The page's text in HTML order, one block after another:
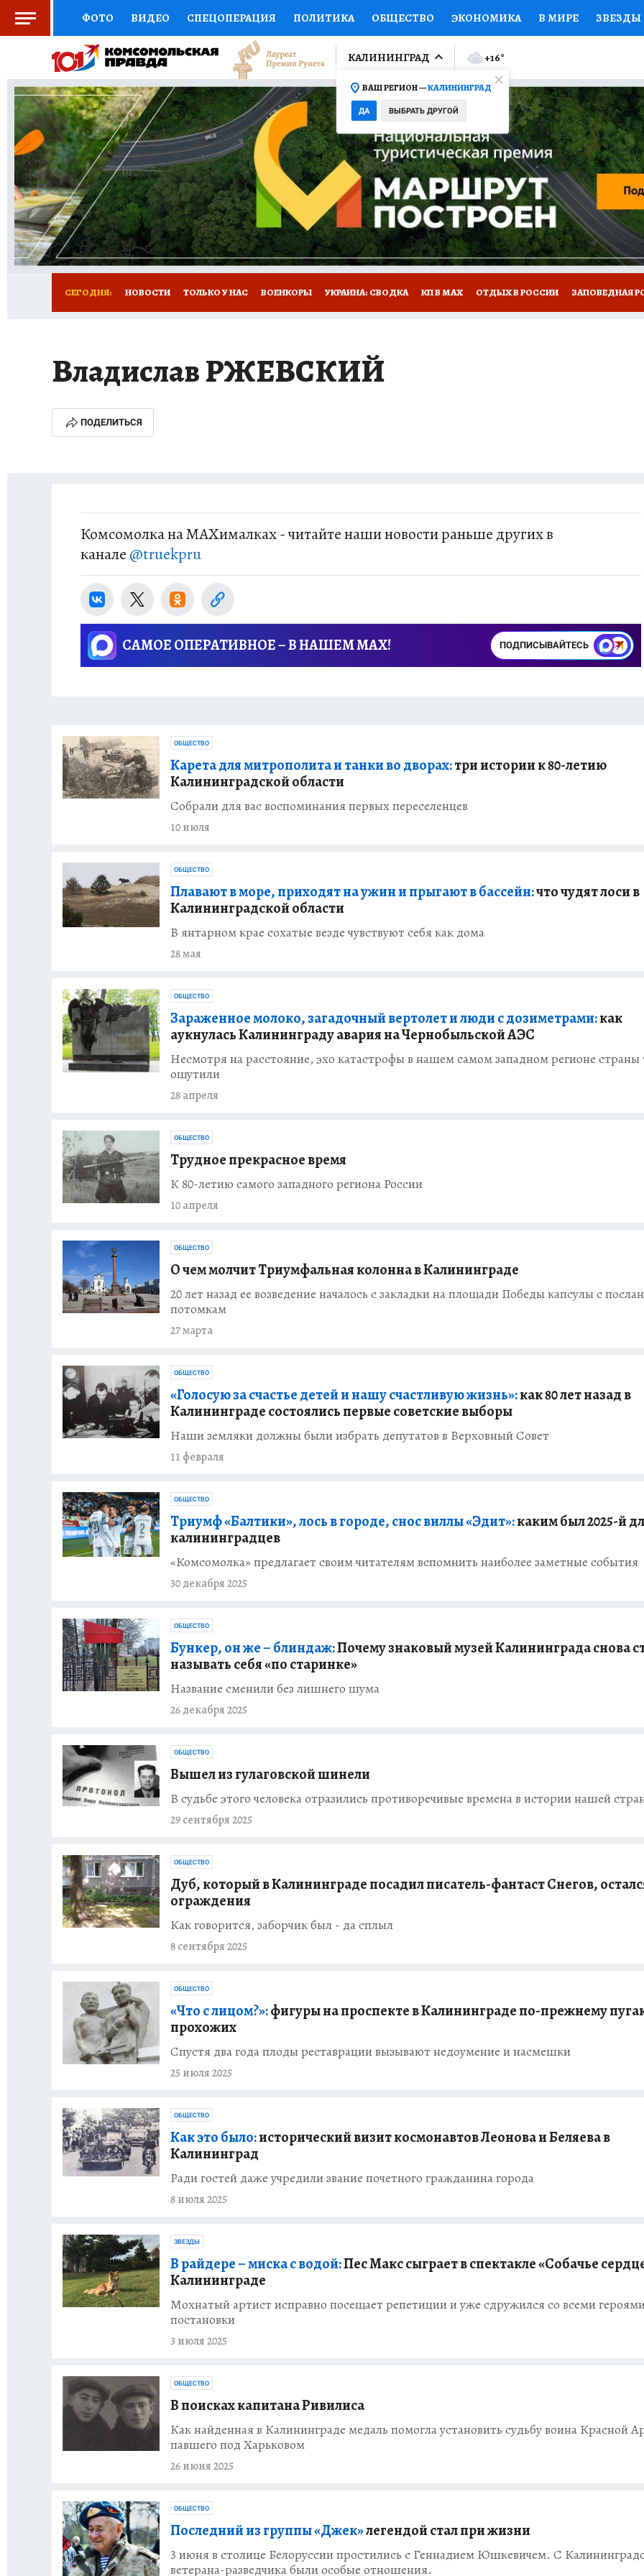
ФОТО ВИДЕО СПЕЦОПЕРАЦИЯ ПОЛИТИКА ОБЩЕСТВО ЭКОНОМИКА В МИРЕ ЗВЕЗДЫ
СОЦПОДДЕРЖКА НАУКА СПОРТ КОЛУМНИСТЫ ПРОИСШЕСТВИЯ
ВЫБОР ЭКСПЕРТОВ ДОКТОР ФИНАНСЫ ОТКРЫВАЕМ МИР Я ЗНАЮ СЕМЬЯ ЖЕНСКИЕ
КНИЖНАЯ ПОЛКА ПРОГНОЗЫ НА СПОРТ ПРОМОКОДЫ СЕРИАЛЫ СПЕЦПРОЕКТЫ
ПРЕСС-ЦЕНТР НЕДВИЖИМОСТЬ ТЕЛЕВИЗОР КОЛЛЕКЦИИ КОНКУРСЫ РАБОТА У НАС
РАДИО КП РЕКЛАМА ТЕСТЫ НОВОЕ НА САЙТЕ
КАЛИНИНГРАД
ВАШ РЕГИОН —КАЛИНИНГРАД
ДА ВЫБРАТЬ ДРУГОЙ
+16°
СЕГОДНЯ: НОВОСТИ ТОЛЬКО У НАС ВОЕНКОРЫ УКРАИНА: СВОДКА КП В МАХ ОТДЫХ В РОССИИ ЗАПОВЕДНАЯ
Владислав РЖЕВСКИЙ
ПОДЕЛИТЬСЯ
Комсомолка на MAXималках - читайте наши новости раньше других в
канале @truekpru
САМОЕ ОПЕРАТИВНОЕ – В НАШЕМ MAX! ПОДПИСЫВАЙТЕСЬ
ОБЩЕСТВО
Карета для митрополита и танки во дворах:три истории к 80-летию
Калининградской области
Собрали для вас воспоминания первых переселенцев
10 июля
ОБЩЕСТВО
Плавают в море, приходят на ужин и прыгают в бассейн:что чудят лоси в
Калининградской области
В янтарном крае сохатые везде чувствуют себя как дома
28 мая
ОБЩЕСТВО
Зараженное молоко, загадочный вертолет и люди с дозиметрами:как
аукнулась Калининграду авария на Чернобыльской АЭС
Несмотря на расстояние, эхо катастрофы в нашем самом западном регионе
ощутили
28 апреля
ОБЩЕСТВО
Трудное прекрасное время
К 80-летию самого западного региона России
10 апреля
ОБЩЕСТВО
О чем молчит Триумфальная колонна в Калининграде
20 лет назад ее возведение началось с закладки на площади Победы капсулы с
потомкам
27 марта
ОБЩЕСТВО
«Голосую за счастье детей и нашу счастливую жизнь»:как 80 лет назад в
Калининграде состоялись первые советские выборы
Наши земляки должны были избрать депутатов в Верховный Совет
11 февраля
ОБЩЕСТВО
Триумф «Балтики», лось в городе, снос виллы «Эдит»:каким был 2025-й
калининградцев
«Комсомолка» предлагает своим читателям вспомнить наиболее заметные события
30 декабря 2025
ОБЩЕСТВО
Бункер, он же – блиндаж:Почему знаковый музей Калининграда снова
называть себя «по старинке»
Название сменили без лишнего шума
26 декабря 2025
ОБЩЕСТВО
Вышел из гулаговской шинели
В судьбе этого человека отразились противоречивые времена в истории нашей
29 сентября 2025
ОБЩЕСТВО
Дуб, который в Калининграде посадил писатель-фантаст Снегов,
ограждения
Как говорится, заборчик был - да сплыл
8 сентября 2025
ОБЩЕСТВО
«Что с лицом?»:фигуры на проспекте в Калининграде по-прежнему
прохожих
Спустя два года плоды реставрации вызывают недоумение и насмешки
25 июля 2025
ОБЩЕСТВО
Как это было:исторический визит космонавтов Леонова и Беляева в
Калининград
Ради гостей даже учредили звание почетного гражданина города
8 июля 2025
ЗВЕЗДЫ
В райдере – миска с водой:Пес Макс сыграет в спектакле «Собачье
Калининграде
Мохнатый артист исправно посещает репетиции и уже сдружился со всеми
постановки
3 июля 2025
ОБЩЕСТВО
В поисках капитана Ривилиса
Как найденная в Калининграде медаль помогла установить судьбу воина Красной
павшего под Харьковом
26 июня 2025
ОБЩЕСТВО
Последний из группы «Джек»легендой стал при жизни
3 июня в столице Белоруссии простились с Геннадием Юшкевичем. С
ветерана-разведчика были особые отношения.